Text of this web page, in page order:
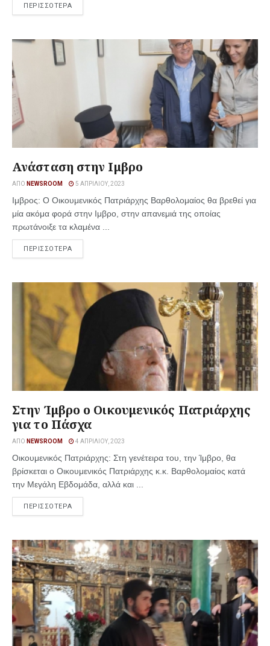
ΠΕΡΙΣΣΟΤΕΡΑ
Ανάσταση στην Ιμβρο
ΑΠΌ NEWSROOM 5 ΑΠΡΙΛΊΟΥ, 2023
Ιμβρος: Ο Οικουμενικός Πατριάρχης Βαρθολομαίος θα βρεθεί για
μία ακόμα φορά στην Ιμβρο, στην απανεμιά της οποίας
πρωτάνοιξε τα κλαμένα ...
ΠΕΡΙΣΣΟΤΕΡΑ
Στην Ίμβρο ο Οικουμενικός Πατριάρχης
για το Πάσχα
ΑΠΌ NEWSROOM 4 ΑΠΡΙΛΊΟΥ, 2023
Οικουμενικός Πατριάρχης: Στη γενέτειρα του, την Ίμβρο, θα
βρίσκεται ο Οικουμενικός Πατριάρχης κ.κ. Βαρθολομαίος κατά
την Μεγάλη Εβδομάδα, αλλά και ...
ΠΕΡΙΣΣΟΤΕΡΑ